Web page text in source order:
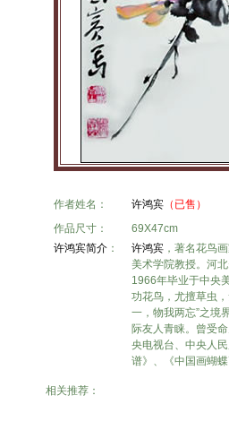
作者姓名： 许鸿宾 （已售）
作品尺寸：
69X47cm
许鸿宾简介 ： 许鸿宾 ，著名花鸟
美术学院教授。河
1966年毕业于中央
功花鸟，尤擅草虫
一，物我两忘”之境
际友人青睐。曾受
央电视台、中央人
谱》、《中国画蝴
相关推荐：